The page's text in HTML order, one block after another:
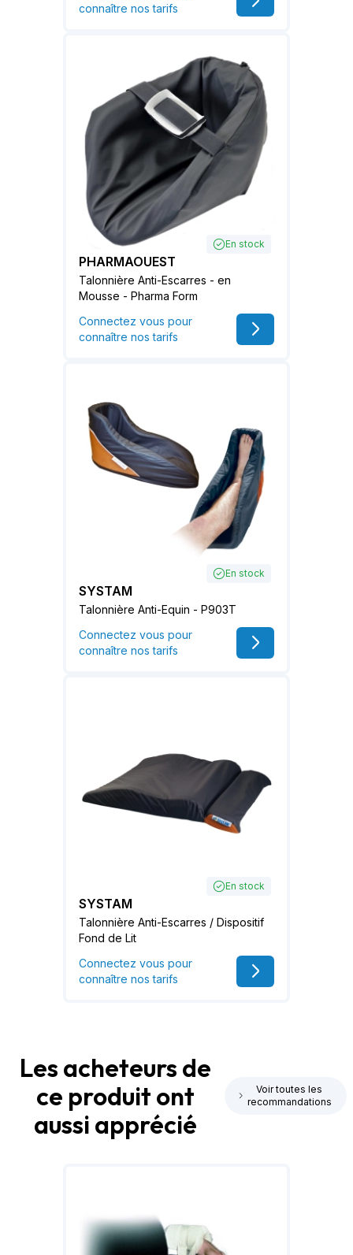
connaître nos tarifs
En stock
PHARMAOUEST
Talonnière Anti-Escarres - en
Mousse - Pharma Form
Connectez vous pour
connaître nos tarifs
En stock
SYSTAM
Talonnière Anti-Equin - P903T
Connectez vous pour
connaître nos tarifs
En stock
SYSTAM
Talonnière Anti-Escarres / Dispositif
Fond de Lit
Connectez vous pour
connaître nos tarifs
Les acheteurs de
ce produit ont
aussi apprécié
Voir toutes les
recommandations